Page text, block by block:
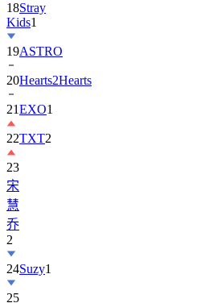
18Stray
Kids1
19ASTRO
20Hearts2Hearts
21EXO1
22TXT2
23
宋
慧
乔
2
24Suzy1
25